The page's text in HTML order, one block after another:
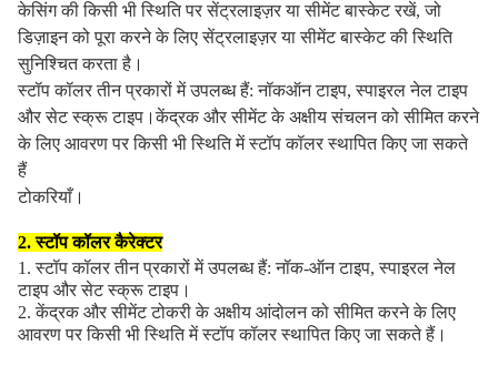
केसिंग की किसी भी स्थिति पर सेंट्रलाइज़र या सीमेंट बास्केट रखें, जो
डिज़ाइन को पूरा करने के लिए सेंट्रलाइज़र या सीमेंट बास्केट की स्थिति
सुनिश्चित करता है।
स्टॉप कॉलर तीन प्रकारों में उपलब्ध हैं: नॉकऑन टाइप, स्पाइरल नेल टाइप
और सेट स्क्रू टाइप।केंद्रक और सीमेंट के अक्षीय संचलन को सीमित करने
के लिए आवरण पर किसी भी स्थिति में स्टॉप कॉलर स्थापित किए जा सकते
हैं
टोकरियाँ।
2. स्टॉप कॉलर कैरेक्टर
1. स्टॉप कॉलर तीन प्रकारों में उपलब्ध हैं: नॉक-ऑन टाइप, स्पाइरल नेल
टाइप और सेट स्क्रू टाइप।
2. केंद्रक और सीमेंट टोकरी के अक्षीय आंदोलन को सीमित करने के लिए
आवरण पर किसी भी स्थिति में स्टॉप कॉलर स्थापित किए जा सकते हैं।